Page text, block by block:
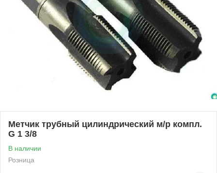
Метчик трубный цилиндрический м/р компл.
G 1 3/8
В наличии
Розница